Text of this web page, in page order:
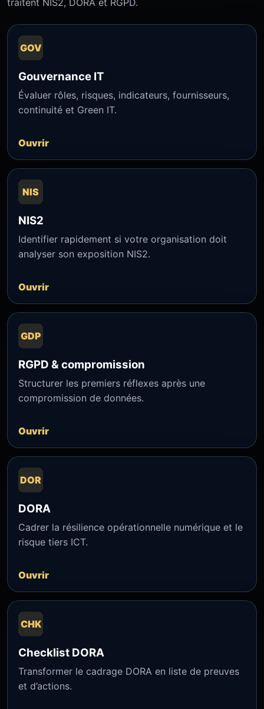
traitent NIS2, DORA et RGPD.
GOV
Gouvernance IT
Évaluer rôles, risques, indicateurs, fournisseurs,
continuité et Green IT.
Ouvrir
NIS
NIS2
Identifier rapidement si votre organisation doit
analyser son exposition NIS2.
Ouvrir
GDP
RGPD & compromission
Structurer les premiers réflexes après une
compromission de données.
Ouvrir
DOR
DORA
Cadrer la résilience opérationnelle numérique et le
risque tiers ICT.
Ouvrir
CHK
Checklist DORA
Transformer le cadrage DORA en liste de preuves
et d’actions.